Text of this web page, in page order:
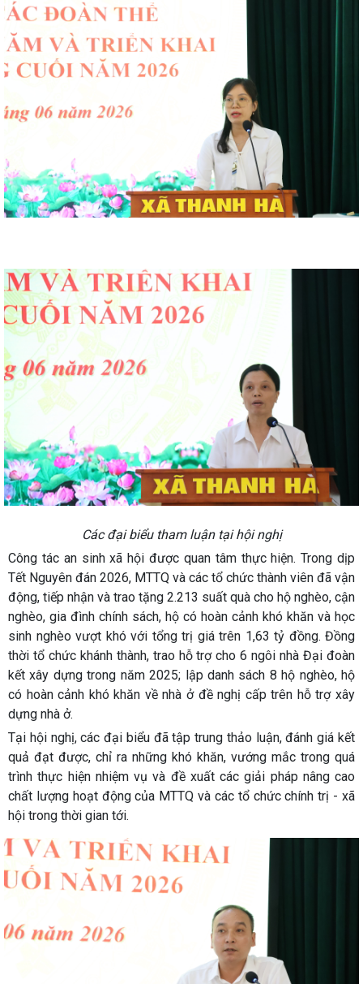
Các đại biểu tham luận tại hội nghị
Công tác an sinh xã hội được quan tâm thực hiện. Trong dịp
Tết Nguyên đán 2026, MTTQ và các tổ chức thành viên đã vận
động, tiếp nhận và trao tặng 2.213 suất quà cho hộ nghèo, cận
nghèo, gia đình chính sách, hộ có hoàn cảnh khó khăn và học
sinh nghèo vượt khó với tổng trị giá trên 1,63 tỷ đồng. Đồng
thời tổ chức khánh thành, trao hỗ trợ cho 6 ngôi nhà Đại đoàn
kết xây dựng trong năm 2025; lập danh sách 8 hộ nghèo, hộ
có hoàn cảnh khó khăn về nhà ở đề nghị cấp trên hỗ trợ xây
dựng nhà ở.
Tại hội nghị, các đại biểu đã tập trung thảo luận, đánh giá kết
quả đạt được, chỉ ra những khó khăn, vướng mắc trong quá
trình thực hiện nhiệm vụ và đề xuất các giải pháp nâng cao
chất lượng hoạt động của MTTQ và các tổ chức chính trị - xã
hội trong thời gian tới.